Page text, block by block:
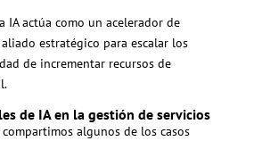
IA actúa como un acelerador de
estratégico para escalar los
de incrementar recursos de
de IA en la gestión de servicios
algunos de los casos